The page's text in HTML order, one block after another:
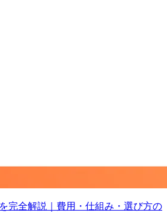
完全解説｜費用・仕組み・選び方の